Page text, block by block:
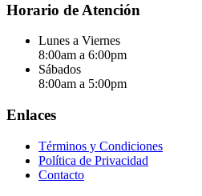
Horario de Atención
Lunes a Viernes
8:00am a 6:00pm
Sábados
8:00am a 5:00pm
Enlaces
Términos y Condiciones
Política de Privacidad
Contacto